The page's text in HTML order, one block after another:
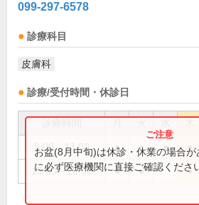
099-297-6578
診療科目
皮膚科
診療/受付時間・休診日
9:00～13:00 ● ● ● ●
15:00～19:00 ● ● ●
お盆(8月中旬)は休診・休業の場合
に必ず医療機関に直接ご確認くださ